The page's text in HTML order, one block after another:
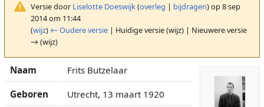
Versie door Liselotte Doeswijk(overleg | bijdragen)op 8 sep
2014 om 11:44
(wijz) ← Oudere versie| Huidige versie (wijz) | Nieuwere versie
→ (wijz)
Naam Frits Butzelaar
Geboren Utrecht, 13 maart 1920